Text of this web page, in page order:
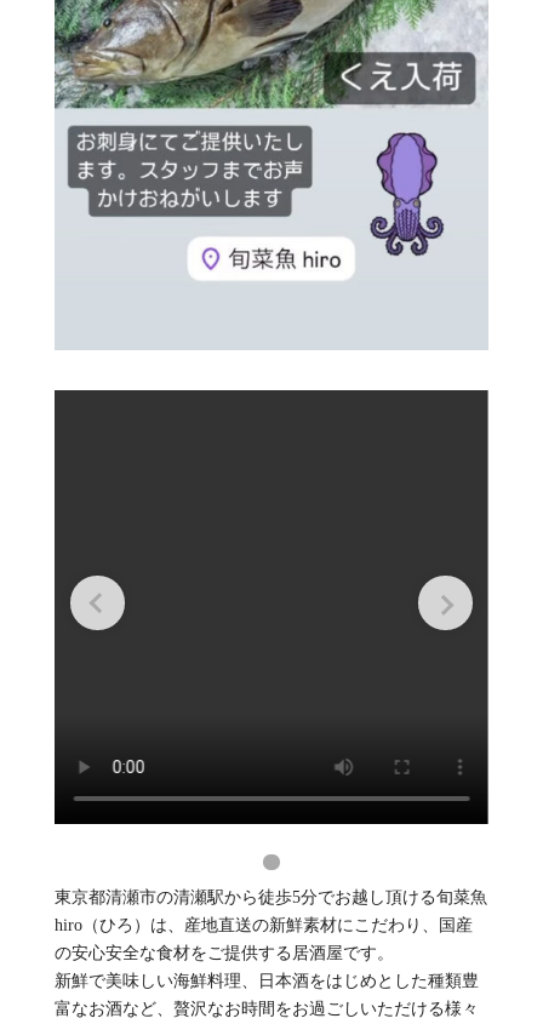
東京都清瀬市の清瀬駅から徒歩5分でお越し頂ける旬菜魚
hiro（ひろ）は、産地直送の新鮮素材にこだわり、国産
の安心安全な食材をご提供する居酒屋です。
新鮮で美味しい海鮮料理、日本酒をはじめとした種類豊
富なお酒など、贅沢なお時間をお過ごしいただける様々